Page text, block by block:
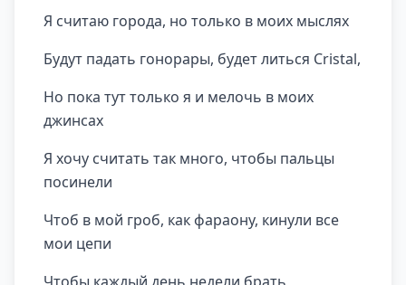
Я считаю города, но только в моих мыслях
Будут падать гонорары, будет литься Cristal,
Но пока тут только я и мелочь в моих
джинсах
Я хочу считать так много, чтобы пальцы
посинели
Чтоб в мой гроб, как фараону, кинули все
мои цепи